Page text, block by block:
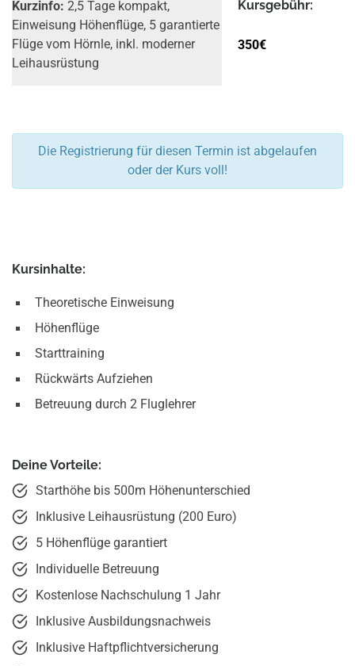
Kurzinfo: 2,5 Tage kompakt,
Einweisung Höhenflüge, 5 garantierte
Flüge vom Hörnle, inkl. moderner
Leih­ausrüstung
Kurs­gebühr:
350€
Die Registrierung für diesen Termin ist abgelaufen
oder der Kurs voll!
Kursinhalte:
Theoretische Einweisung
Höhenflüge
Starttraining
Rückwärts Aufziehen
Betreuung durch 2 Fluglehrer
Deine Vorteile:
Starthöhe bis 500m Höhenunterschied
Inklusive Leihausrüstung (200 Euro)
5 Höhenflüge garantiert
Individuelle Betreuung
Kostenlose Nachschulung 1 Jahr
Inklusive Ausbildungsnachweis
Inklusive Haftpflicht­versicherung